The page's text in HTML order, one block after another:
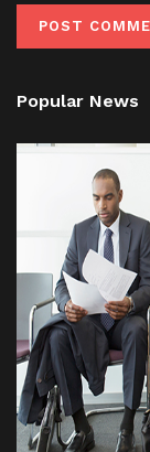
Popular News